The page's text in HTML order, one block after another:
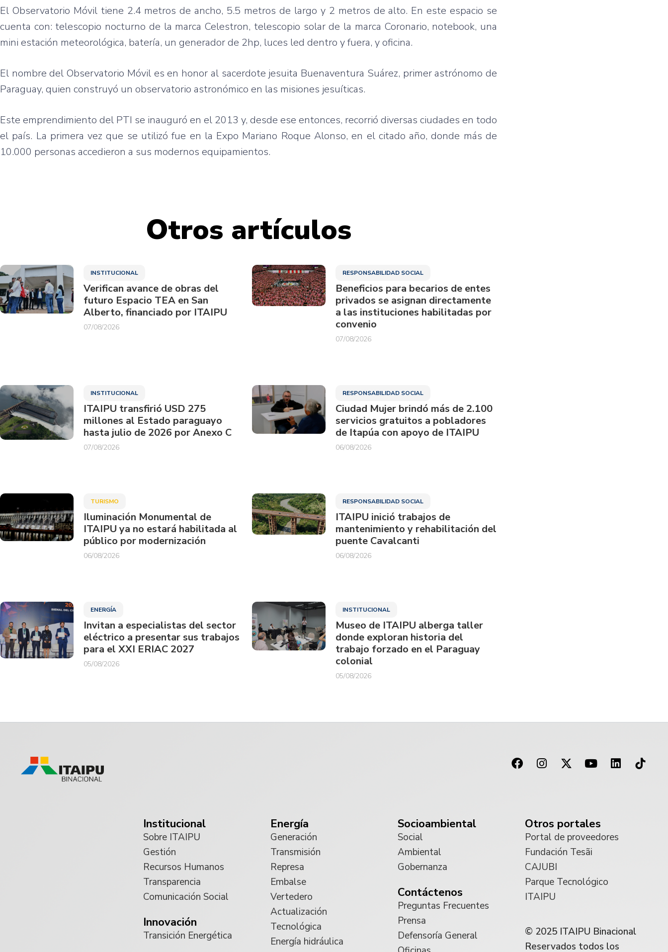
El Observatorio Móvil tiene 2.4 metros de ancho, 5.5 metros de largo y 2 metros de alto. En este espacio se
cuenta con: telescopio nocturno de la marca Celestron, telescopio solar de la marca Coronario, notebook, una
mini estación meteorológica, batería, un generador de 2hp, luces led dentro y fuera, y oficina.
El nombre del Observatorio Móvil es en honor al sacerdote jesuita Buenaventura Suárez, primer astrónomo de
Paraguay, quien construyó un observatorio astronómico en las misiones jesuíticas.
Este emprendimiento del PTI se inauguró en el 2013 y, desde ese entonces, recorrió diversas ciudades en todo
el país. La primera vez que se utilizó fue en la Expo Mariano Roque Alonso, en el citado año, donde más de
10.000 personas accedieron a sus modernos equipamientos.
Otros artículos
INSTITUCIONAL
Verifican avance de obras del
futuro Espacio TEA en San
Alberto, financiado por ITAIPU
07/08/2026
RESPONSABILIDAD SOCIAL
Beneficios para becarios de entes
privados se asignan directamente
a las instituciones habilitadas por
convenio
07/08/2026
INSTITUCIONAL
ITAIPU transfirió USD 275
millones al Estado paraguayo
hasta julio de 2026 por Anexo C
07/08/2026
RESPONSABILIDAD SOCIAL
Ciudad Mujer brindó más de 2.100
servicios gratuitos a pobladores
de Itapúa con apoyo de ITAIPU
06/08/2026
TURISMO
Iluminación Monumental de
ITAIPU ya no estará habilitada al
público por modernización
06/08/2026
RESPONSABILIDAD SOCIAL
ITAIPU inició trabajos de
mantenimiento y rehabilitación del
puente Cavalcanti
06/08/2026
ENERGÍA
Invitan a especialistas del sector
eléctrico a presentar sus trabajos
para el XXI ERIAC 2027
05/08/2026
INSTITUCIONAL
Museo de ITAIPU alberga taller
donde exploran historia del
trabajo forzado en el Paraguay
colonial
05/08/2026
Institucional
Sobre ITAIPU
Gestión
Recursos Humanos
Transparencia
Comunicación Social
Innovación
Transición Energética
Energía
Generación
Transmisión
Represa
Embalse
Vertedero
Actualización
Tecnológica
Energía hidráulica
Socioambiental
Social
Ambiental
Gobernanza
Contáctenos
Preguntas Frecuentes
Prensa
Defensoría General
Otros portales
Portal de proveedores
Fundación Tesãi
CAJUBI
Parque Tecnológico
ITAIPU
© 2025 ITAIPU Binacional
Reservados todos los